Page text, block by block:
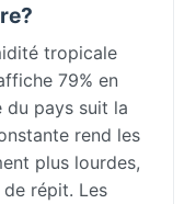
tropicale
79% en
du pays suit la
rend les
plus lourdes,
répit. Les